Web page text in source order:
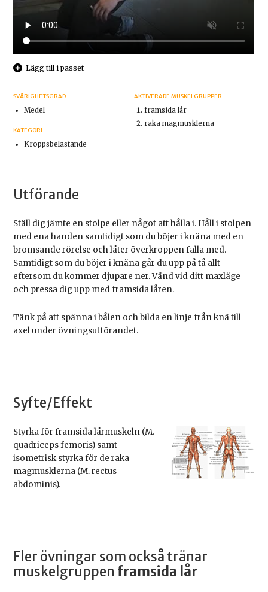
Lägg till i passet
SVÅRIGHETSGRAD
Medel
KATEGORI
Kroppsbelastande
AKTIVERADE MUSKELGRUPPER
framsida lår
raka magmusklerna
Utförande
Ställ dig jämte en stolpe eller något att hålla i. Håll i stolpen
med ena handen samtidigt som du böjer i knäna med en
bromsande rörelse och låter överkroppen falla med.
Samtidigt som du böjer i knäna går du upp på tå allt
eftersom du kommer djupare ner. Vänd vid ditt maxläge
och pressa dig upp med framsida låren.
Tänk på att spänna i bålen och bilda en linje från knä till
axel under övningsutförandet.
Syfte/Effekt
Styrka för framsida lårmuskeln (M.
quadriceps femoris) samt
isometrisk styrka för de raka
magmusklerna (M. rectus
abdominis).
Fler övningar som också tränar
muskelgruppen framsida lår